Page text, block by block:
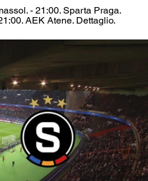
- 21:00. Sparta Praga.
AEK Atene. Dettaglio.